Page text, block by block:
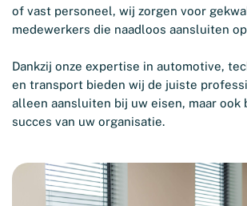
of vast personeel, wij zorgen voor
medewerkers die naadloos aansluiten
Dankzij onze expertise in automotive,
en transport bieden wij de juiste
alleen aansluiten bij uw eisen, maar ook
succes van uw organisatie.